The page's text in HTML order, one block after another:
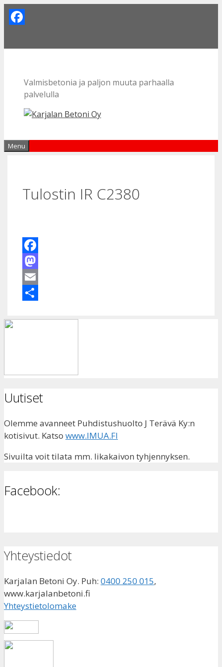
Skip
to
Valmisbetonia ja paljon muuta parhaalla
palvelulla
Menu
Tulostin IR C2380
Facebook
Mastodon
Email
Uutiset
Olemme avanneet Puhdistushuolto J Terävä Ky:n
kotisivut. Katso www.IMUA.FI
Sivuilta voit tilata mm. likakaivon tyhjennyksen.
Facebook:
Yhteystiedot
Karjalan Betoni Oy. Puh: 0400 250 015,
www.karjalanbetoni.fi
Yhteystietolomake